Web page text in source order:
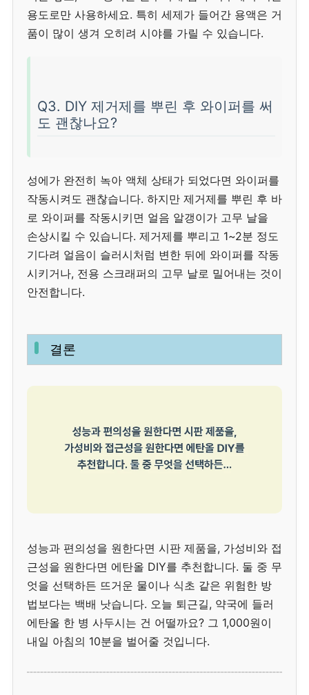
용도로만 사용하세요. 특히 세제가 들어간 용액은 거
품이 많이 생겨 오히려 시야를 가릴 수 있습니다.
Q3. DIY 제거제를 뿌린 후 와이퍼를 써
도 괜찮나요?
성에가 완전히 녹아 액체 상태가 되었다면 와이퍼를
작동시켜도 괜찮습니다. 하지만 제거제를 뿌린 후 바
로 와이퍼를 작동시키면 얼음 알갱이가 고무 날을
손상시킬 수 있습니다. 제거제를 뿌리고 1~2분 정도
기다려 얼음이 슬러시처럼 변한 뒤에 와이퍼를 작동
시키거나, 전용 스크래퍼의 고무 날로 밀어내는 것이
안전합니다.
결론
성능과 편의성을 원한다면 시판 제품을, 가성비와 접
근성을 원한다면 에탄올 DIY를 추천합니다. 둘 중 무
엇을 선택하든 뜨거운 물이나 식초 같은 위험한 방
법보다는 백배 낫습니다. 오늘 퇴근길, 약국에 들러
에탄올 한 병 사두시는 건 어떨까요? 그 1,000원이
내일 아침의 10분을 벌어줄 것입니다.